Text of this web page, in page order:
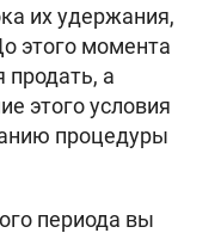
их удержания,
этого момента
продать, а
этого условия
процедуры
периода вы